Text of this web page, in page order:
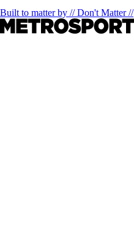
Built to matter by // Don't Matter //